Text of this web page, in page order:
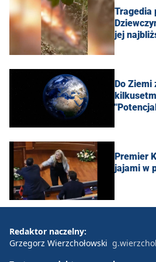
Tragedia
jej
Do Ziemi
Premier
jajami w
Redaktor naczelny:
Grzegorz Wierzchołowski